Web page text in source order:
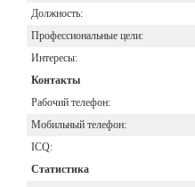
Должность:
Профессиональные цели:
Интересы:
Контакты
Рабочий телефон:
Мобильный телефон:
ICQ:
Статистика